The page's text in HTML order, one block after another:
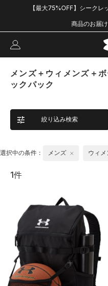
【最大75%OFF】シークレ
商品のお届
メンズ＋ウィメンズ＋
ックパック
絞り込み検索
選択中の条件： メンズ ウィメ
1件